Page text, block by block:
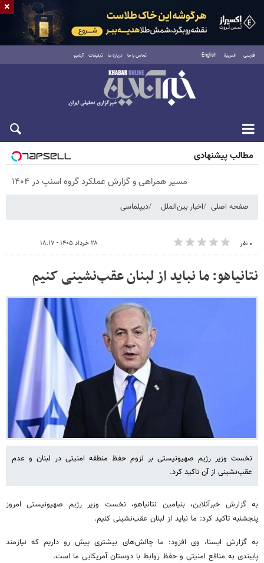
فارسی العربية English تماس با ما درباره ما تبلیغات آرشیو
پنجشنبه ۱۵ مرداد ۱۴۰۵
مطالب پیشنهادی
مسیر همراهی و گزارش عملکرد گروه اسنپ در ۱۴۰۴
صفحه اصلی اخبار بین‌الملل دیپلماسی
۰ نفر ۲۸ خرداد ۱۴۰۵ - ۱۸:۱۷
نتانیاهو: ما نباید از لبنان عقب‌نشینی کنیم
نخست وزیر رژیم صهیونیستی بر لزوم حفظ منطقه امنیتی در لبنان و عدم
عقب‌نشینی از آن تاکید کرد.
به گزارش خبرآنلاین، بنیامین نتانیاهو، نخست وزیر رژیم صهیونیستی امروز
پنجشنبه تاکید کرد: ما نباید از لبنان عقب‌نشینی کنیم.
به گزارش ایسنا، وی افزود: ما چالش‌های بیشتری پیش رو داریم که نیازمند
پایبندی به منافع امنیتی و حفظ روابط با دوستان آمریکایی ما است.
×